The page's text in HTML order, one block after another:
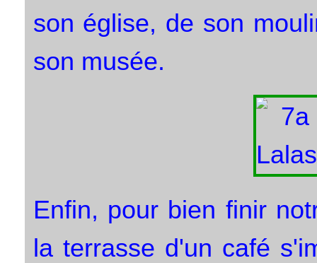
son église, de son
son musée.
Enfin, pour bien finir
la terrasse d'un café